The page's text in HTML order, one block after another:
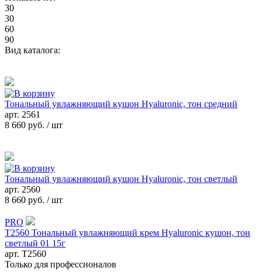
30
30
60
90
Вид каталога:
Тональный увлажняющий кушон Hyaluronic, тон средний
арт. 2561
8 660 руб. / шт
Тональный увлажняющий кушон Hyaluronic, тон светлый
арт. 2560
8 660 руб. / шт
PRO
T2560 Тональный увлажняющий крем Hyaluronic кушон, тон
светлый 01 15г
арт. T2560
Только для профессионалов